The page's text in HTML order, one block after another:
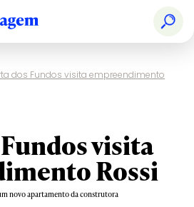
dos Fundos visita empreendimento
visita
Rossi
novo apartamento da construtora